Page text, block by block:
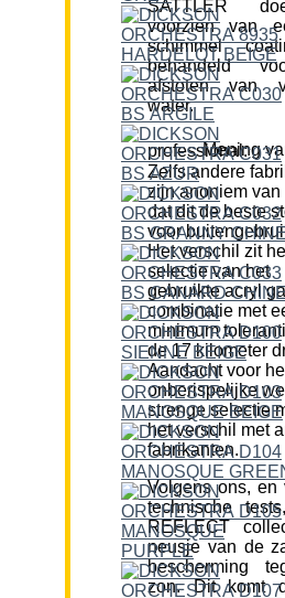
SATTLER
voorzien van
schimmel
behandeld
afstoten van
water.
Mening van de professional:
Zelfs andere
zijn anoniem van
dat dit de beste
voor
Het verschil zit
selectie van het
gebruikte acryl
combinatie met
minimum
de 17 kilometer
Aandacht voor
onberispelijke
strenge selectie
het verschil met
fabrikanten.
Volgens ons, en
technische
REFLECT
neusje van de
bescherming
zon. Dit komt